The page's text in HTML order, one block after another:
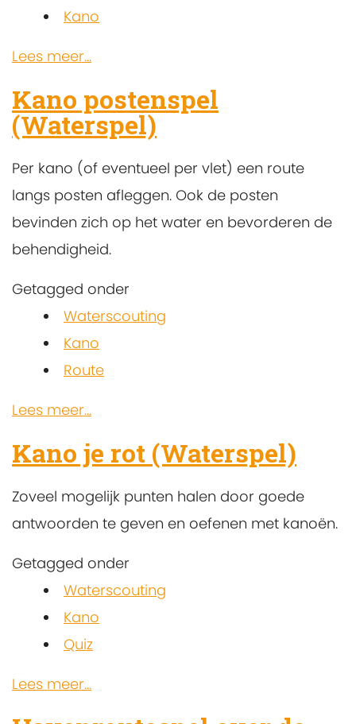
Kano
Lees meer...
Kano postenspel
(Waterspel)
Per kano (of eventueel per vlet) een route
langs posten afleggen. Ook de posten
bevinden zich op het water en bevorderen de
behendigheid.
Getagged onder
Waterscouting
Kano
Route
Lees meer...
Kano je rot (Waterspel)
Zoveel mogelijk punten halen door goede
antwoorden te geven en oefenen met kanoën.
Getagged onder
Waterscouting
Kano
Quiz
Lees meer...